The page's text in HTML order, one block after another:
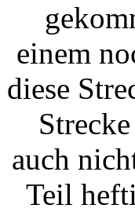
einem
diese
auch
Teil